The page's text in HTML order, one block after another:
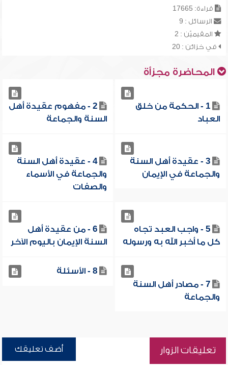
قراءة: 17665
الرسائل : 9
المقيميّن : 2
في خزائن : 20
المحاضرة مجزأة
1 - الحكمة من خلق
العباد
2 - مفهوم عقيدة أهل
السنة والجماعة
3 - عقيدة أهل السنة
والجماعة في الإيمان
4 - عقيدة أهل السنة
والجماعة في الأسماء
والصفات
5 - واجب العبد تجاه
كل ما أخبر الله به ورسوله
6 - من عقيدة أهل
السنة الإيمان باليوم الآخر
7 - مصادر أهل السنة
والجماعة
8 - الأسئلة
تعليقات الزوار أضف تعليقك